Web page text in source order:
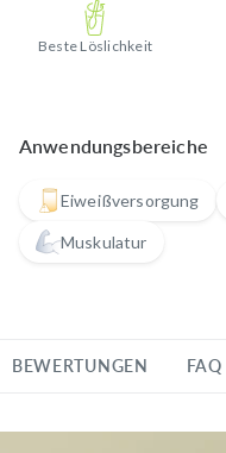
Beste Löslichkeit
Anwendungsbereiche
Eiweißversorgung
Muskulatur
BEWERTUNGEN
FAQ
FAQ